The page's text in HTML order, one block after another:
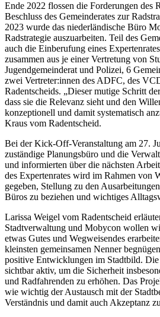
Ende 2022 flossen die Forderungen des
Beschluss des Gemeinderates zur
2023 wurde das niederländische Büro
Radstrategie auszuarbeiten. Teil des
auch die Einberufung eines
zusammen aus je einer Vertretung von
Jugendgemeinderat und Polizei, 6
zwei Vertreter:innen des ADFC, des
Radentscheids. „Dieser mutige Schritt
dass sie die Relevanz sieht und den
konzeptionell und damit systematisch
Kraus vom Radentscheid.
Bei der Kick-Off-Veranstaltung am 27.
zuständige Planungsbüro und die
und informierten über die nächsten
des Expertenrates wird im Rahmen von
gegeben, Stellung zu den
Büros zu beziehen und wichtiges
Larissa Weigel vom Radentscheid
Stadtverwaltung und Mobycon wollen
etwas Gutes und Wegweisendes
kleinsten gemeinsamen Nenner
positive Entwicklungen im Stadtbild.
sichtbar aktiv, um die Sicherheit
und Radfahrenden zu erhöhen. Das
wie wichtig der Austausch mit der
Verständnis und damit auch Akzeptanz